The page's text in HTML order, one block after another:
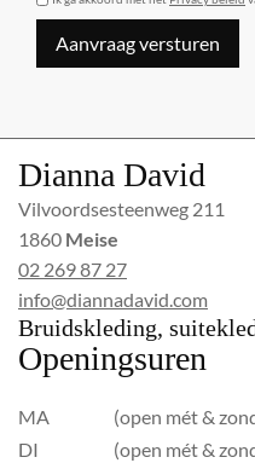
Aanvraag versturen
Dianna David
Vilvoordsesteenweg 211
1860 Meise
02 269 87 27
info@diannadavid.com
Bruidskleding,
Openingsuren
MA
(open mét &
DI
(open mét &